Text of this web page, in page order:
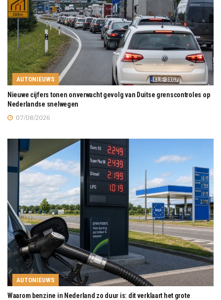
AUTONIEUWS
Nieuwe cijfers tonen onverwacht gevolg van Duitse grenscontroles op
Nederlandse snelwegen
07/08/2026
AUTONIEUWS
Waarom benzine in Nederland zo duur is: dit verklaart het grote